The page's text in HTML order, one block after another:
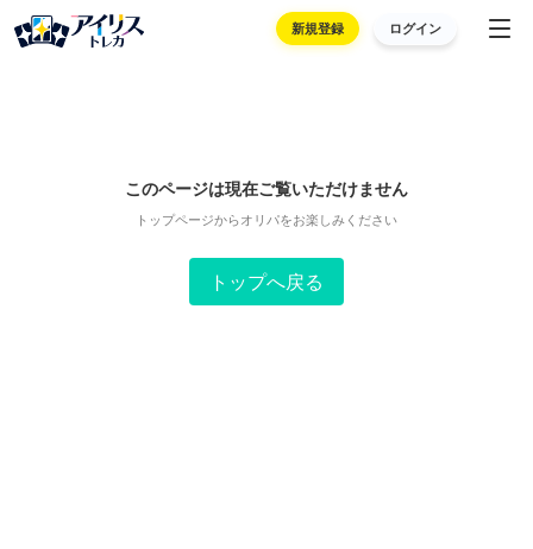
新規登録 ログイン
このページは現在ご覧いただけません
トップページからオリパをお楽しみください
トップへ戻る